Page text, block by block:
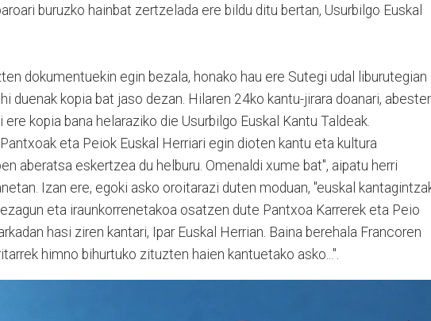
buruzko hainbat zertzelada ere bildu ditu bertan, Usurbilgo Euskal
dokumentuekin egin bezala, honako hau ere Sutegi udal liburutegian
duenak kopia bat jaso dezan. Hilaren 24ko kantu-jirara doanari,
kopia bana helaraziko die Usurbilgo Euskal Kantu Taldeak.
eta Peiok Euskal Herriari egin dioten kantu eta kultura
aberatsa eskertzea du helburu. Omenaldi xume bat", aipatu herri
Izan ere, egoki asko oroitarazi duten moduan, "euskal
eta iraunkorrenetakoa osatzen dute Pantxoa Karrerek eta Peio
hasi ziren kantari, Ipar Euskal Herrian. Baina berehala Francoren
himno bihurtuko zituzten haien kantuetako asko...".